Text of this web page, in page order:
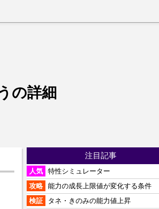
の詳細
注目記事
人気
特性シミュレーター
攻略
能力の成長上限値が変化する条件
検証
タネ・きのみの能力値上昇